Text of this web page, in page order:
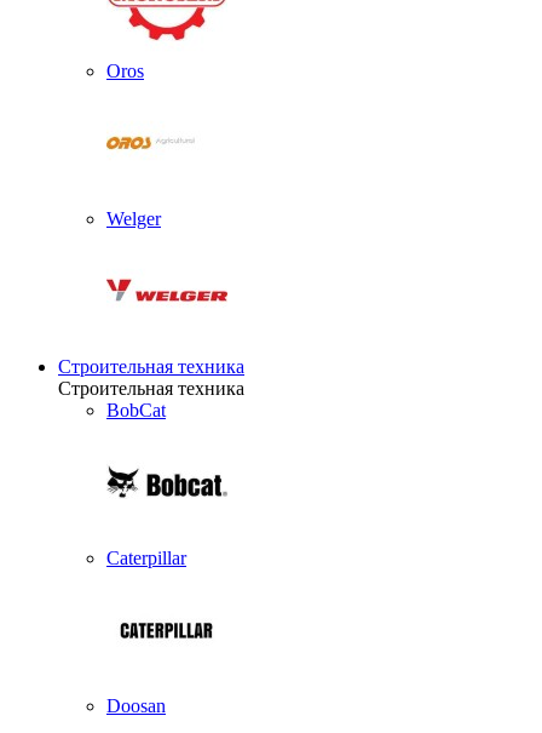
Oros
Welger
Строительная техника
Строительная техника
BobCat
Caterpillar
Doosan